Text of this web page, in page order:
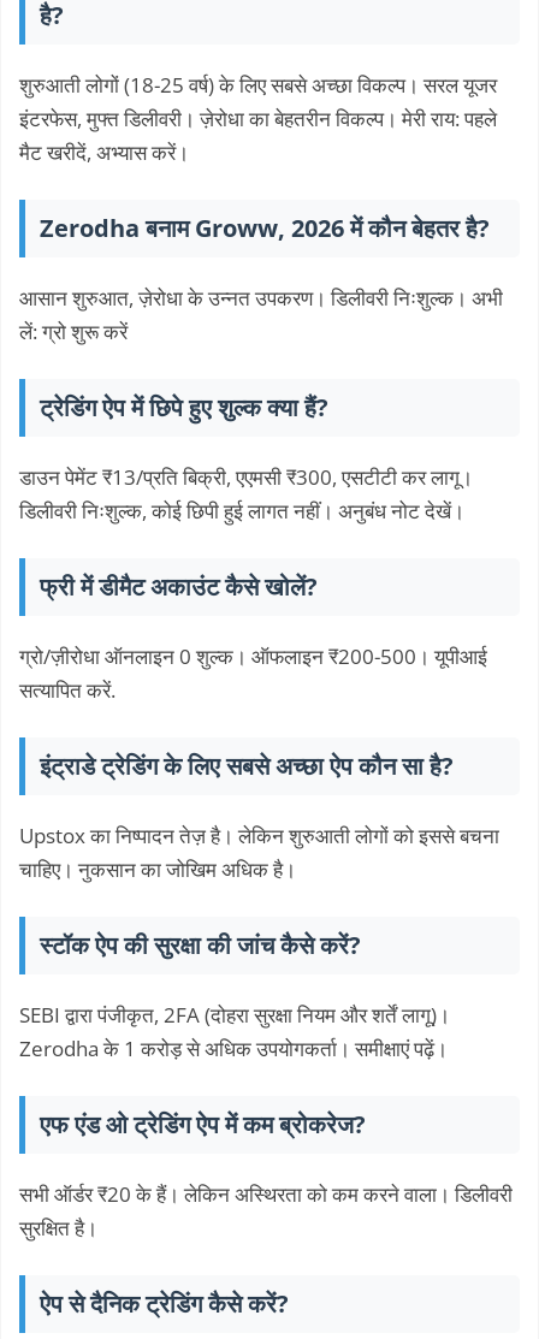
है?
शुरुआती लोगों (18-25 वर्ष) के लिए सबसे अच्छा विकल्प। सरल यूजर
इंटरफेस, मुफ्त डिलीवरी। ज़ेरोधा का बेहतरीन विकल्प। मेरी राय: पहले
मैट खरीदें, अभ्यास करें।
Zerodha बनाम Groww, 2026 में कौन बेहतर है?
आसान शुरुआत, ज़ेरोधा के उन्नत उपकरण। डिलीवरी निःशुल्क। अभी
लें: ग्रो शुरू करें
ट्रेडिंग ऐप में छिपे हुए शुल्क क्या हैं?
डाउन पेमेंट ₹13/प्रति बिक्री, एएमसी ₹300, एसटीटी कर लागू।
डिलीवरी निःशुल्क, कोई छिपी हुई लागत नहीं। अनुबंध नोट देखें।
फ्री में डीमैट अकाउंट कैसे खोलें?
ग्रो/ज़ीरोधा ऑनलाइन 0 शुल्क। ऑफलाइन ₹200-500। यूपीआई
सत्यापित करें.
इंट्राडे ट्रेडिंग के लिए सबसे अच्छा ऐप कौन सा है?
Upstox का निष्पादन तेज़ है। लेकिन शुरुआती लोगों को इससे बचना
चाहिए। नुकसान का जोखिम अधिक है।
स्टॉक ऐप की सुरक्षा की जांच कैसे करें?
SEBI द्वारा पंजीकृत, 2FA (दोहरा सुरक्षा नियम और शर्तें लागू)।
Zerodha के 1 करोड़ से अधिक उपयोगकर्ता। समीक्षाएं पढ़ें।
एफ एंड ओ ट्रेडिंग ऐप में कम ब्रोकरेज?
सभी ऑर्डर ₹20 के हैं। लेकिन अस्थिरता को कम करने वाला। डिलीवरी
सुरक्षित है।
ऐप से दैनिक ट्रेडिंग कैसे करें?